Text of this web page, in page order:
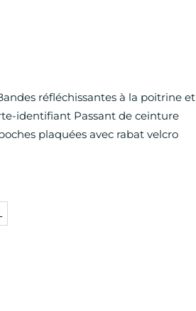
réfléchissantes à la poitrine et
identifiant Passant de ceinture
plaquées avec rabat velcro